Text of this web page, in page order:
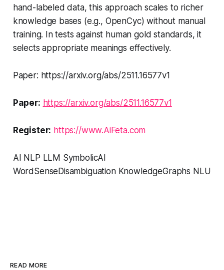
hand-labeled data, this approach scales to richer
knowledge bases (e.g., OpenCyc) without manual
training. In tests against human gold standards, it
selects appropriate meanings effectively.
Paper: https://arxiv.org/abs/2511.16577v1
Paper: https://arxiv.org/abs/2511.16577v1
Register: https://www.AiFeta.com
AI NLP LLM SymbolicAI
WordSenseDisambiguation KnowledgeGraphs NLU
READ MORE